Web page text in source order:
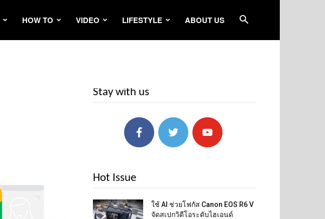
HOW TO VIDEO LIFESTYLE ABOUT US
Stay with us
Hot Issue
ใช้ AI ช่วยโฟกัส Canon EOS R6 V
จัดสเปกวิดีโอระดับไฮเอนด์